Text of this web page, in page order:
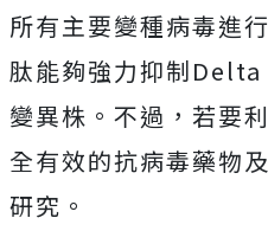
所有主要變種病毒進
肽能夠強力抑制
變異株。不過，若要
全有效的抗病毒藥物
研究。